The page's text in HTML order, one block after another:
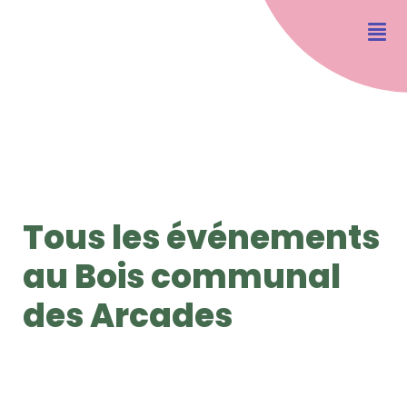
Tous les événements
au Bois communal
des Arcades